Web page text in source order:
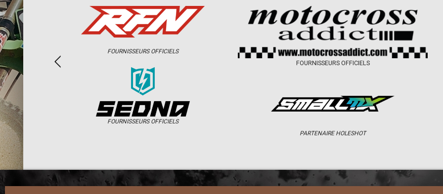
FOURNISSEURS OFFICIELS
FOURNISSEURS OFFICIELS
FOURNISSEURS OFFICIELS
PARTENAIRE HOLESHOT